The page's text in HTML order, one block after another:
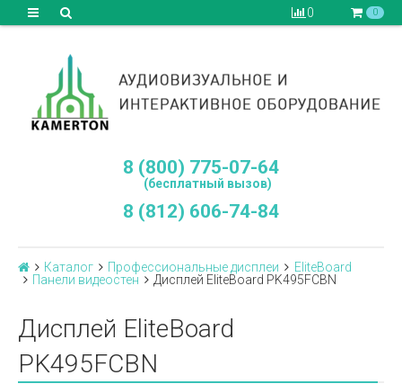
0 0
8 (800) 775-07-64
(бесплатный вызов)
8 (812) 606-74-84
Каталог Профессиональные дисплеи
EliteBoard
Панели видеостен
Дисплей EliteBoard PK495FCBN
Дисплей EliteBoard
PK495FCBN